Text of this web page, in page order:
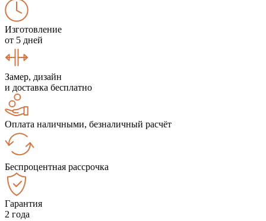
Изготовление
от 5 дней
Замер, дизайн
и доставка бесплатно
Оплата наличными, безналичный расчёт
Беспроцентная рассрочка
Гарантия
2 года